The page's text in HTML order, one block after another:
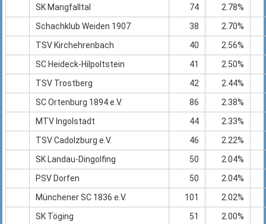
SK Mangfalltal
74
2.78%
Schachklub Weiden 1907
38
2.70%
TSV Kirchehrenbach
40
2.56%
SC Heideck-Hilpoltstein
41
2.50%
TSV Trostberg
42
2.44%
SC Ortenburg 1894 e.V.
86
2.38%
MTV Ingolstadt
44
2.33%
TSV Cadolzburg e.V.
46
2.22%
SK Landau-Dingolfing
50
2.04%
PSV Dorfen
50
2.04%
Münchener SC 1836 e.V.
101
2.02%
SK Töging
51
2.00%